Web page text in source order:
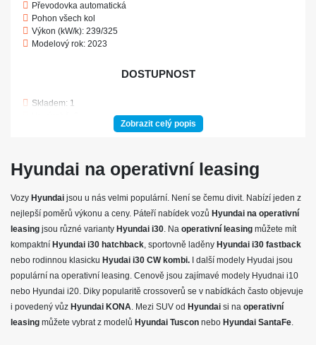
Převodovka automatická
Pohon všech kol
Výkon (kW/k): 239/325
Modelový rok: 2023
DOSTUPNOST
Skladem: 1
Povinné ručení
Pojištění skel
HYUNDAI
Hyundai
VÝBAVA:
4X4
Zobrazit celý popis
Hyundai na operativní leasing
Vozy Hyundai jsou u nás velmi populární. Není se čemu divit. Nabízí jeden z
nejlepší poměrů výkonu a ceny. Páteří nabídek vozů Hyundai na operativní
leasing jsou různé varianty Hyundai i30. Na operativní leasing můžete mít
kompaktní Hyundai i30 hatchback, sportovně laděny Hyundai i30 fastback
nebo rodinnou klasicku Hyudai i30 CW kombi.
I další modely Hyudai jsou
populární na operativní leasing. Cenově jsou zajímavé modely Hyudnai i10
nebo Hyundai i20. Diky popularitě crossoverů se v nabídkách často objevuje
i povedený vůz Hyundai KONA. Mezi SUV od Hyundai si na operativní
leasing můžete vybrat z modelů Hyundai Tuscon nebo Hyundai SantaFe.